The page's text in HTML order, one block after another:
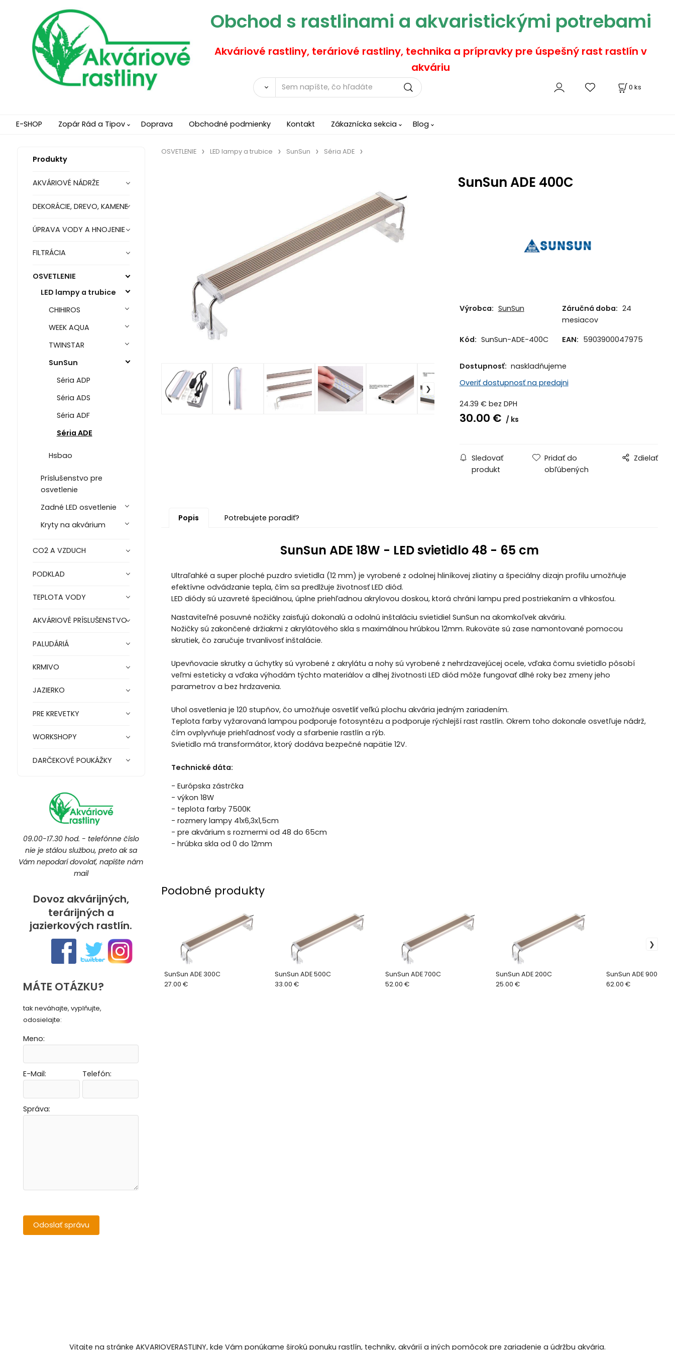
Obchod s rastlinami a akvaristickými potrebami
Akváriové rastliny, teráriové rastliny, technika a prípravky pre úspešný rast rastlín v
akváriu
0 ks
E-SHOP Zopár Rád a Tipov Doprava Obchodné podmienky Kontakt Zákaznícka sekcia Blog
Produkty
AKVÁRIOVÉ NÁDRŽE
DEKORÁCIE, DREVO, KAMENE
ÚPRAVA VODY A HNOJENIE
FILTRÁCIA
OSVETLENIE
LED lampy a trubice
CHIHIROS
WEEK AQUA
TWINSTAR
SunSun
Séria ADP
Séria ADS
Séria ADF
Séria ADE
Hsbao
Príslušenstvo pre
osvetlenie
Zadné LED osvetlenie
Kryty na akvárium
CO2 A VZDUCH
PODKLAD
TEPLOTA VODY
AKVÁRIOVÉ PRÍSLUŠENSTVO
PALUDÁRIÁ
KRMIVO
JAZIERKO
PRE KREVETKY
WORKSHOPY
DARČEKOVÉ POUKÁŽKY
09.00-17.30 hod. - telefónne číslo
nie je stálou službou, preto ak sa
Vám nepodarí dovolať, napíšte nám
mail
Dovoz akvárijných,
terárijných a
jazierkových rastlín.
MÁTE OTÁZKU?
tak neváhajte, vyplňujte,
odosielajte:
Meno:
E-Mail:
Telefón:
Správa:
OSVETLENIE LED lampy a trubice SunSun Séria ADE
SunSun ADE 400C
Výrobca: SunSun Záručná doba: 24
mesiacov
Kód: SunSun-ADE-400C EAN: 5903900047975
Dostupnosť: naskladňujeme
Overiť dostupnosť na predajni
24.39 € bez DPH
30.00 € ks
Sledovať
produkt
Pridať do
obľúbených
Zdielať
Popis Potrebujete poradiť?
SunSun ADE 18W - LED svietidlo 48 - 65 cm
Ultraľahké a super ploché puzdro svietidla (12 mm) je vyrobené z odolnej hliníkovej zliatiny a špeciálny dizajn profilu umožňuje
efektívne odvádzanie tepla, čím sa predlžuje životnosť LED diód.
LED diódy sú uzavreté špeciálnou, úplne priehľadnou akrylovou doskou, ktorá chráni lampu pred postriekaním a vlhkosťou.
Nastaviteľné posuvné nožičky zaisťujú dokonalú a odolnú inštaláciu svietidiel SunSun na akomkoľvek akváriu.
Nožičky sú zakončené držiakmi z akrylátového skla s maximálnou hrúbkou 12mm. Rukoväte sú zase namontované pomocou
skrutiek, čo zaručuje trvanlivosť inštalácie.
Upevňovacie skrutky a úchytky sú vyrobené z akrylátu a nohy sú vyrobené z nehrdzavejúcej ocele, vďaka čomu svietidlo pôsobí
veľmi esteticky a vďaka výhodám týchto materiálov a dlhej životnosti LED diód môže fungovať dlhé roky bez zmeny jeho
parametrov a bez hrdzavenia.
Uhol osvetlenia je 120 stupňov, čo umožňuje osvetliť veľkú plochu akvária jedným zariadením.
Teplota farby vyžarovaná lampou podporuje fotosyntézu a podporuje rýchlejší rast rastlín. Okrem toho dokonale osvetľuje nádrž,
čím ovplyvňuje priehľadnosť vody a sfarbenie rastlín a rýb.
Svietidlo má transformátor, ktorý dodáva bezpečné napätie 12V.
Technické dáta:
- Európska zástrčka
- výkon 18W
- teplota farby 7500K
- rozmery lampy 41x6,3x1,5cm
- pre akvárium s rozmermi od 48 do 65cm
- hrúbka skla od 0 do 12mm
Podobné produkty
SunSun ADE 300C
27.00 €
SunSun ADE 500C
33.00 €
SunSun ADE 700C
52.00 €
SunSun ADE 200C
25.00 €
SunSun ADE 900C
62.00 €
Vitajte na stránke AKVARIOVERASTLINY, kde Vám ponúkame širokú ponuku rastlín, techniky, akvárií a iných pomôcok pre zariadenie a údržbu akvária.